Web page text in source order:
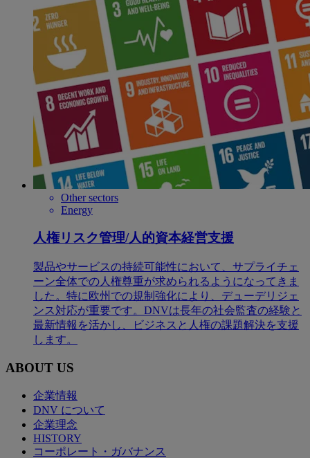
Other sectors
Energy
人権リスク管理/人的資本経営支援
製品やサービスの持続可能性において、サプライチェ
ーン全体での人権尊重が求められるようになってきま
した。特に欧州での規制強化により、デューデリジェ
ンス対応が重要です。DNVは長年の社会監査の経験と
最新情報を活かし、ビジネスと人権の課題解決を支援
します。
ABOUT US
企業情報
DNV について
企業理念
HISTORY
コーポレート・ガバナンス